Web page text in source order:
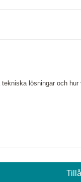
lösningar och hur